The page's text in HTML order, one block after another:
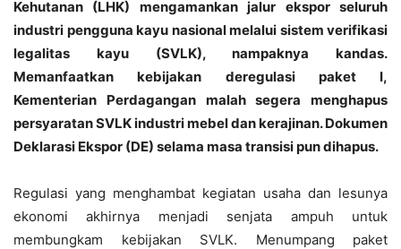
Kehutanan (LHK) mengamankan jalur ekspor seluruh
industri pengguna kayu nasional melalui sistem verifikasi
legalitas kayu (SVLK), nampaknya kandas.
Memanfaatkan kebijakan deregulasi paket I,
Kementerian Perdagangan malah segera menghapus
persyaratan SVLK industri mebel dan kerajinan. Dokumen
Deklarasi Ekspor (DE) selama masa transisi pun dihapus.
Regulasi yang menghambat kegiatan usaha dan lesunya
ekonomi akhirnya menjadi senjata ampuh untuk
membungkam kebijakan SVLK. Menumpang paket